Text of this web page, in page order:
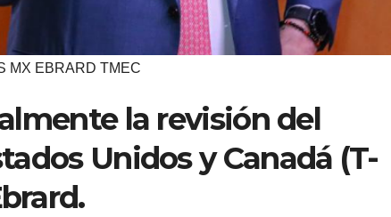
MX EBRARD TMEC
la revisión del
Unidos y Canadá (T-